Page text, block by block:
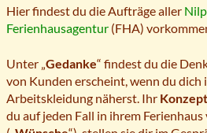
Hier findest du die Aufträge aller
Ferienhausagentur (FHA)
Unter „ Gedanke“ findest du die
von Kunden erscheint, wenn du dich
Arbeitskleidung näherst. Ihr Konzept
du auf jeden Fall in ihrem